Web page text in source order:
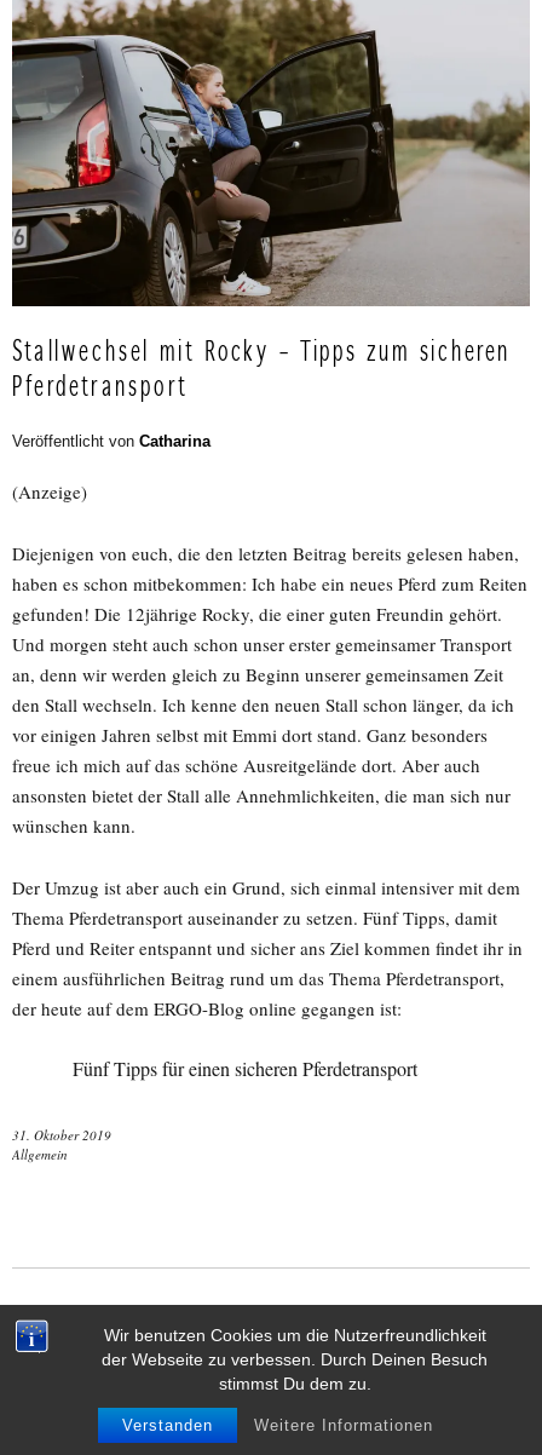
Wir benutzen Cookies um die Nutzerfreundlichkeit
der Webseite zu verbessen. Durch Deinen Besuch
stimmst Du dem zu.
Verstanden Weitere Informationen
Stallwechsel mit Rocky – Tipps zum sicheren
Pferdetransport
Veröffentlicht von Catharina
(Anzeige)
Diejenigen von euch, die den letzten Beitrag bereits gelesen haben,
haben es schon mitbekommen: Ich habe ein neues Pferd zum Reiten
gefunden! Die 12jährige Rocky, die einer guten Freundin gehört.
Und morgen steht auch schon unser erster gemeinsamer Transport
an, denn wir werden gleich zu Beginn unserer gemeinsamen Zeit
den Stall wechseln. Ich kenne den neuen Stall schon länger, da ich
vor einigen Jahren selbst mit Emmi dort stand. Ganz besonders
freue ich mich auf das schöne Ausreitgelände dort. Aber auch
ansonsten bietet der Stall alle Annehmlichkeiten, die man sich nur
wünschen kann.
Der Umzug ist aber auch ein Grund, sich einmal intensiver mit dem
Thema Pferdetransport auseinander zu setzen. Fünf Tipps, damit
Pferd und Reiter entspannt und sicher ans Ziel kommen findet ihr in
einem ausführlichen Beitrag rund um das Thema Pferdetransport,
der heute auf dem ERGO-Blog online gegangen ist:
Fünf Tipps für einen sicheren Pferdetransport
31. Oktober 2019
Allgemein